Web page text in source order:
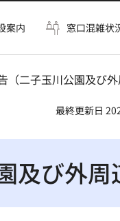
案内 窓口混雑状
二子玉川公園及び外
最終更新日
び外周